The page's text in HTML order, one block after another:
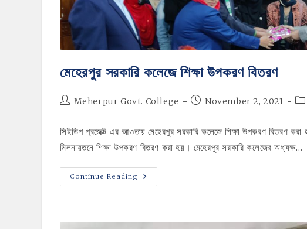
মেহেরপুর সরকারি কলেজে শিক্ষা উপকরণ বিতরণ
PostMeherpur Govt. College
PostNovember 2, 2021
সিইডিপ প্রজেক্ট এর আওতায় মেহেরপুর সরকারি কলেজে শিক্ষা উপকরণ বিতরণ
মিলনায়তনে শিক্ষা উপকরণ বিতরণ করা হয়। মেহেরপুর সরকারি কলেজের অধ্যক্ষ…
Continue Reading মেহেরপুর
সরকারি
শিক্ষা